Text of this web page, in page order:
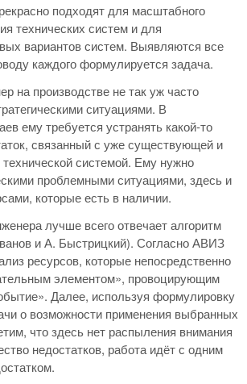
подходят для масштабного
технических систем и для
вариантов систем. Выявляются все
каждого формулируется задача.
на производстве не так уж часто
ситуациями. В
ему требуется устранять какой-то
связанный с уже существующей и
системой. Ему нужно
проблемными ситуациями, здесь и
которые есть в наличии.
лучше всего отвечает алгоритм
и А. Быстрицкий). Согласно АВИЗ
ресурсов, которые непосредственно
элементом», провоцирующим
Далее, используя формулировку
о возможности применения выбранных
что здесь нет распыления внимания
недостатков, работа идёт с одним